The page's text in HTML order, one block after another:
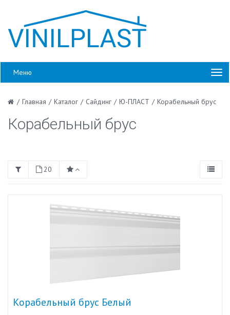
Меню
/ Главная / Каталог / Сайдинг / Ю-ПЛАСТ / Корабельный брус
Корабельный брус
20
Корабельный брус Белый